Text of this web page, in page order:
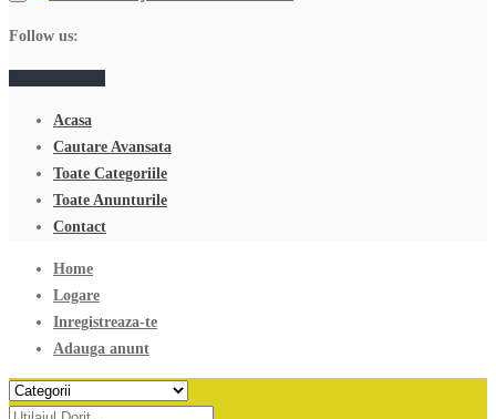
Follow us:
Acasa
Cautare Avansata
Toate Categoriile
Toate Anunturile
Contact
Home
Logare
Inregistreaza-te
Adauga anunt